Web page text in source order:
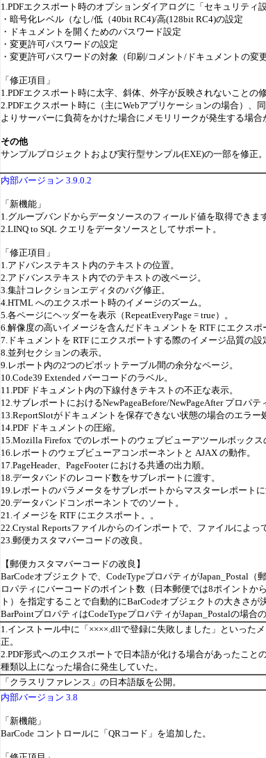
1.PDFエクスポート時のオプションダイアログに「セキュリティ
・暗号化レベル（なし/低（40bit RC4)/高(128bit RC4)の設定
・ドキュメントを開くためのパスワード設定
・変更許可パスワードの設定
・変更許可パスワードの対象（印刷/コメント/ドキュメントの変
「修正項目」
1.PDFエクスポート時に太字、斜体、外字が反映されないことの修
2.PDFエクスポート時に（主にWebアプリケーションの場合）、
よりサーバーに負荷をかけた場合にメモリリークが発生する場合
その他
サンプルプロジェクトおよび実行型サンプル(EXE)の一部を修正。
内部バージョン 3.9.0.2
「新機能」
1.グループバンドからデータソースのフィールド値を取得できま
2.LINQ to SQL クエリをデータソースとしてサポート。
「修正項目」
1.アドバンステキスト内のテキストの位置。
2.アドバンステキスト内でのテキストの改ページ。
3.集計コレクションエディタのバグ修正。
4.HTML へのエクスポート時のイメージのズーム。
5.各ページにヘッダーを表示（RepeatEveryPage = true）。
6.解像度の高いイメージを含んだドキュメントを RTF にエクスポ
7.ドキュメントを RTF にエクスポートする際のイメージ品質の設
8.並列セクションの表示。
9.レポート内の2つのピボットテーブル間の余分なページ。
10.Code39 Extended バーコードのラベル。
11.PDF ドキュメント内の下線付きテキストの不正な表示。
12.サブレポートにおけるNewPageaBefore/NewPageAfter プロパテ
13.ReportSlotがドキュメントを保存できない状態の場合のエラー
14.PDF ドキュメントの圧縮。
15.Mozilla Firefox でのレポートのウェブビューアツールボックス
16.レポートのウェブビューアコンポーネントと AJAX の動作。
17.PageHeader、PageFooter における共通の出力順。
18.データバンドのレコード数をサブレポートに渡す。
19.レポートのパラメータをサブレポートからマスターレポートに
20.データバンドコンポーネントでのソート。
21.イメージを RTF にエクスポート。。
22.Crystal Reportsファイルからのインポートで、ファイルによっ
23.郵便カスタマバーコードの改良。
【郵便カスタマバーコードの改良】
BarCodeオブジェクトで、CodeTypeプロパティがJapan_Postal
ロパティにバーコードのポイント数（日本郵便では8ポイントか
ト）を指定することで自動的にBarCodeオブジェクトの大きさが
BarPointプロパティはCodeTypeプロパティがJapan_Postalの場合
1.インストール中に「××××.dllで登録に失敗しました」といった
正。
2.PDF形式へのエクスポートで日本語が化ける場合があったこと
種類以上になった場合に発生していた。
「クラスリファレンス」の日本語版を公開。
内部バージョン 3.8
「新機能」
BarCode コントロールに「QRコード」を追加した。